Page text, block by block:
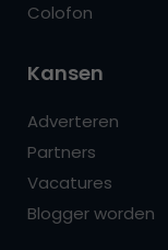
Colofon
Kansen
Adverteren
Partners
Vacatures
Blogger worden